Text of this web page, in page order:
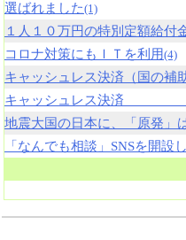
選ばれました(1)
１人１０万円の特別定額給付
コロナ対策にもＩＴを利用(4)
キャッシュレス決済（国の補
キャッシュレス決済 （
地震大国の日本に、「原発」
「なんでも相談」SNSを開設